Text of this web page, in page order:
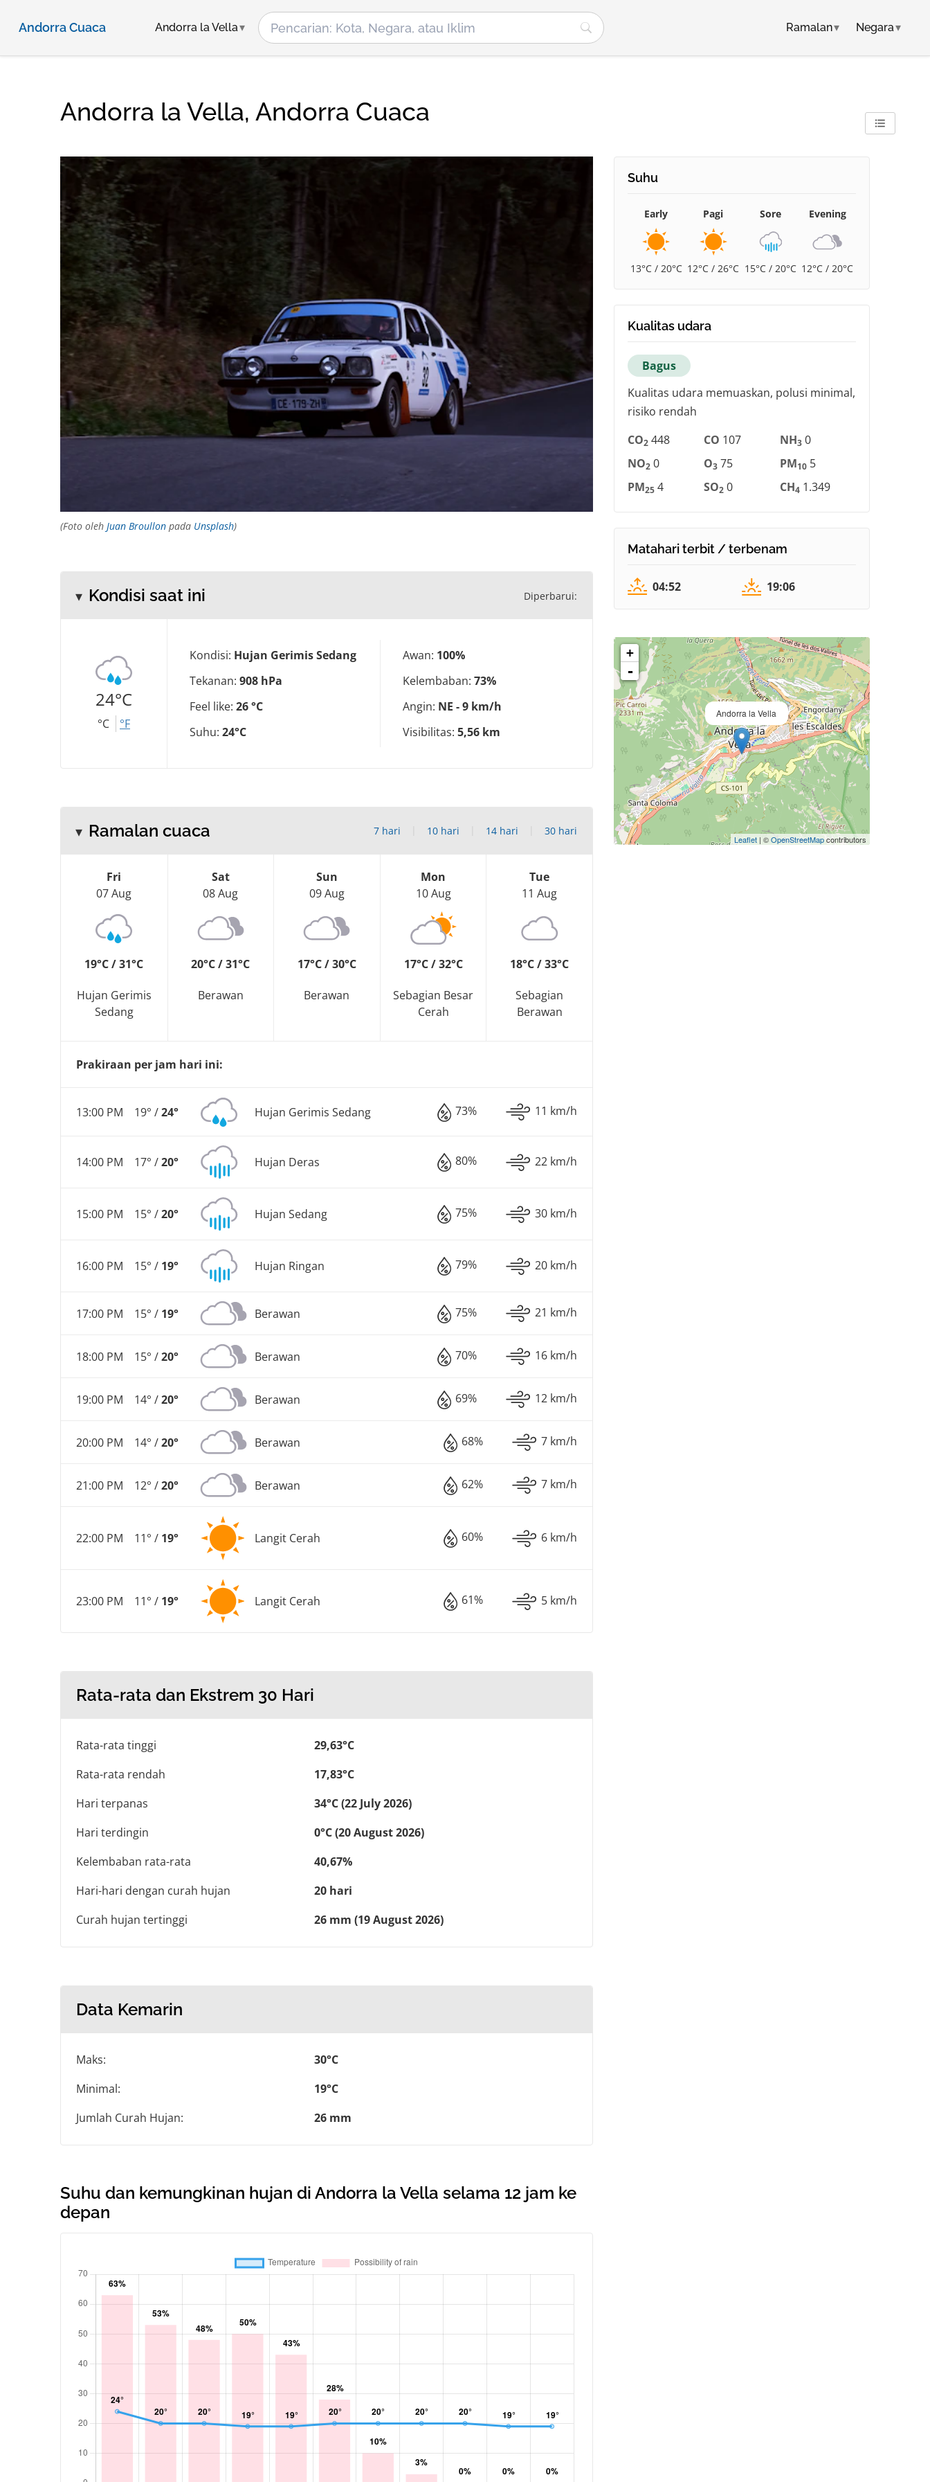
Andorra Cuaca Andorra la Vella Ramalan▾ Negara▾
Andorra la Vella, Andorra Cuaca
(Foto oleh Juan Broullon pada Unsplash)
Kondisi saat ini Diperbarui:
24°C
°C °F
Kondisi: Hujan Gerimis Sedang
Tekanan: 908 hPa
Feel like: 26 °C
Suhu: 24°C
Awan: 100%
Kelembaban: 73%
Angin: NE - 9 km/h
Visibilitas: 5,56 km
Ramalan cuaca 7 hari 10 hari 14 hari 30 hari
Fri
07 Aug
19°C / 31°C
Hujan Gerimis
Sedang
Sat
08 Aug
20°C / 31°C
Berawan
Sun
09 Aug
17°C / 30°C
Berawan
Mon
10 Aug
17°C / 32°C
Sebagian Besar
Cerah
Tue
11 Aug
18°C / 33°C
Sebagian
Berawan
Prakiraan per jam hari ini:
13:00 PM 19° /24° Hujan Gerimis Sedang 73% 11 km/h
14:00 PM 17° /20° Hujan Deras 80% 22 km/h
15:00 PM 15° /20° Hujan Sedang 75% 30 km/h
16:00 PM 15° / 19° Hujan Ringan 79% 20 km/h
17:00 PM 15° / 19° Berawan 75% 21 km/h
18:00 PM 15° /20° Berawan 70% 16 km/h
19:00 PM 14° /20° Berawan 69% 12 km/h
20:00 PM 14° /20° Berawan 68% 7 km/h
21:00 PM 12° /20° Berawan 62% 7 km/h
22:00 PM 11° / 19° Langit Cerah 60% 6 km/h
23:00 PM 11° / 19° Langit Cerah 61% 5 km/h
Rata-rata dan Ekstrem 30 Hari
Rata-rata tinggi
29,63°C
Rata-rata rendah
17,83°C
Hari terpanas
34°C (22 July 2026)
Hari terdingin
0°C (20 August 2026)
Kelembaban rata-rata
40,67%
Hari-hari dengan curah hujan
20 hari
Curah hujan tertinggi
26 mm (19 August 2026)
Data Kemarin
Maks:
30°C
Minimal:
19°C
Jumlah Curah Hujan:
26 mm
Suhu dan kemungkinan hujan di Andorra la Vella selama 12 jam ke
depan
Suhu
Early
13°C / 20°C
Pagi
12°C / 26°C
Sore
15°C / 20°C
Evening
12°C / 20°C
Kualitas udara
Bagus
Kualitas udara memuaskan, polusi minimal,
risiko rendah
CO2 448 CO 107 NH3 0
NO2 0 O3 75 PM10 5
PM25 4 SO2 0 CH4 1.349
Matahari terbit / terbenam
04:52 19:06
Andorra la Vella
+
-
Leaflet | ©OpenStreetMapcontributors